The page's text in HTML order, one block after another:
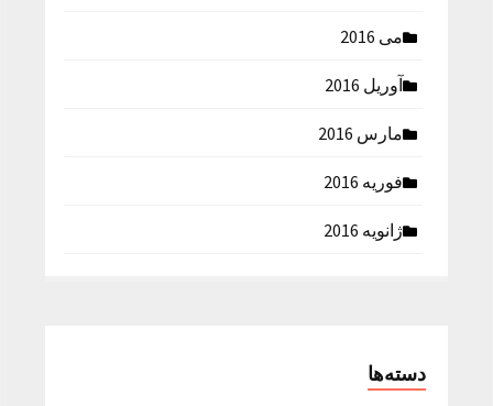
می 2016
آوریل 2016
مارس 2016
فوریه 2016
ژانویه 2016
دسته‌ها